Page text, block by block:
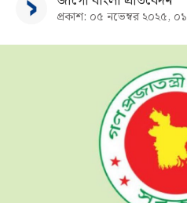
প্রকাশ: ০৫ নভেম্বর ২০২৫,